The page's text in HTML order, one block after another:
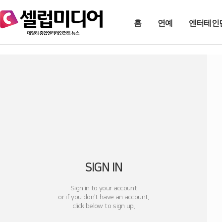
홈 연예 엔터테인
SIGN IN
Sign in to your account
or if you don't have an account.
click below to sign up.